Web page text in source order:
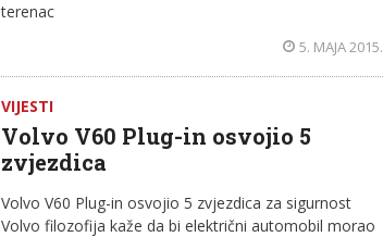
terenac
5. MAJA 2015.
VIJESTI
Volvo V60 Plug-in osvojio 5
zvjezdica
Volvo V60 Plug-in osvojio 5 zvjezdica za sigurnost
Volvo filozofija kaže da bi električni automobil morao